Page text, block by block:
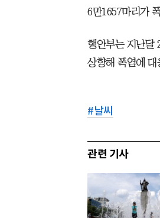
6만1657마리가
행안부는 지난달
상향해 폭염에 대
#날씨
관련 기사